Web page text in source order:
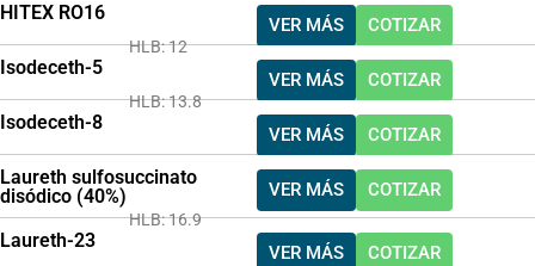
HITEX RO16
VER MÁS COTIZAR
Isodeceth-5
HLB: 12
VER MÁS COTIZAR
Isodeceth-8
HLB: 13.8
VER MÁS COTIZAR
Laureth sulfosuccinato
disódico (40%)
VER MÁS COTIZAR
Laureth-23
HLB: 16.9
VER MÁS
COTIZAR